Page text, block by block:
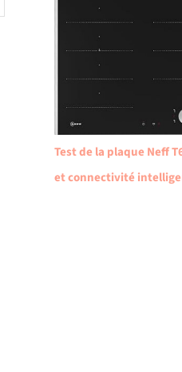
Test de la plaque Neff
et connectivité